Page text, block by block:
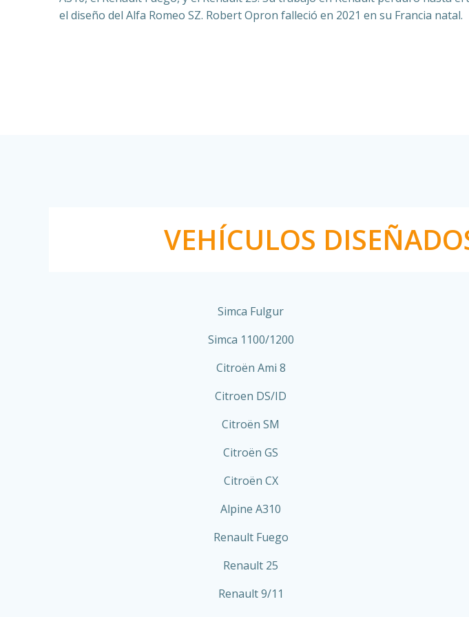
el diseño del Alfa Romeo SZ. Robert Opron falleció en 2021 en su Francia natal.
VEHÍCULOS
Simca Fulgur
Simca 1100/1200
Citroën Ami 8
Citroen DS/ID
Citroën SM
Citroën GS
Citroën CX
Alpine A310
Renault Fuego
Renault 25
Renault 9/11